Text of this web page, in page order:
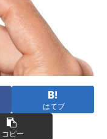
はてブ
コピー